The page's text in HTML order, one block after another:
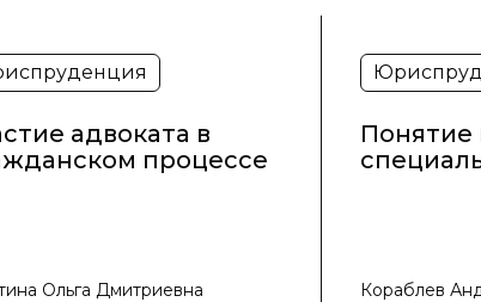
адвоката в
процессе
Ольга Дмитриевна
Понятие
Кораблев